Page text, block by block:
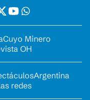
Cuyo Minero
OH
Argentina
redes